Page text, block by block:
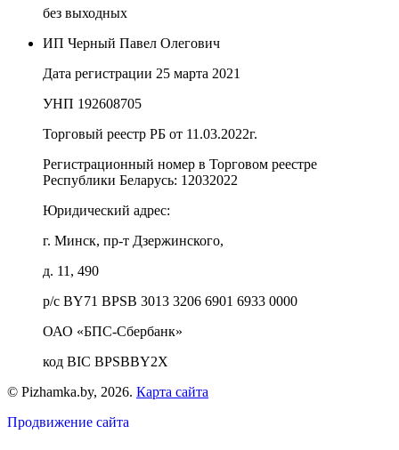
без выходных
ИП Черный Павел Олегович
Дата регистрации 25 марта 2021
УНП 192608705
Торговый реестр РБ от 11.03.2022г.
Регистрационный номер в Торговом реестре
Республики Беларусь: 12032022
Юридический адрес:
г. Минск, пр-т Дзержинского,
д. 11, 490
р/с BY71 BPSB 3013 3206 6901 6933 0000
ОАО «БПС-Сбербанк»
код BIC BPSBBY2X
© Pizhamka.by, 2026. Карта сайта
Продвижение сайта